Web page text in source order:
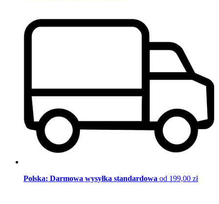
Polska: Darmowa wysyłka standardowa od 199,00 zł